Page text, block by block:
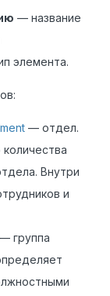
— название
элемента.
— отдел.
Внутри
и
— группа